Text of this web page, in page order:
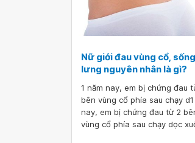
Nữ giới đau vùng cổ, sống
lưng nguyên nhân là gì?
1 năm nay, em bị chứng đau
bên vùng cổ phía sau chạy d1
nay, em bị chứng đau từ 2
vùng cổ phía sau chạy dọc